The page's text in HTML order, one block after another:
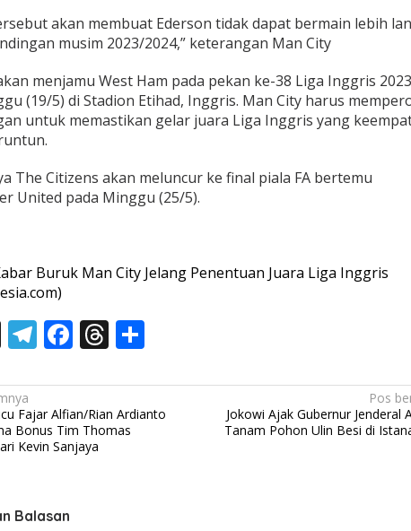
akan membuat Ederson tidak dapat bermain lebih
musim 2023/2024,” keterangan Man City
menjamu West Ham pada pekan ke-38 Liga Inggris
(19/5) di Stadion Etihad, Inggris. Man City harus
untuk memastikan gelar juara Liga Inggris yang
The Citizens akan meluncur ke final piala FA bertemu
United pada Minggu (25/5).
Buruk Man City Jelang Penentuan Juara Liga Inggris
X T
e
gr
a
F
e
b
o
T
re
a
ar
e
Fajar Alfian/Rian Ardianto
Bonus Tim Thomas
Kevin Sanjaya
Pos
Jokowi Ajak Gubernur Jenderal
Tanam Pohon Ulin Besi di
Balasan